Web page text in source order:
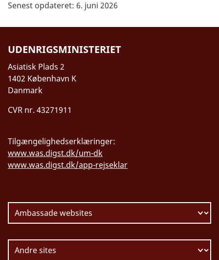
Senest opdateret: 6. juni 2026
UDENRIGSMINISTERIET
Asiatisk Plads 2
1402 København K
Danmark
CVR nr. 43271911
Tilgængelighedserklæringer:
www.was.digst.dk/um-dk
www.was.digst.dk/app-rejseklar